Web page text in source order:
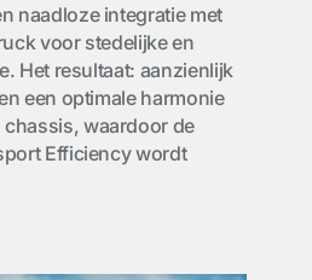
naadloze integratie met
voor stedelijke en
Het resultaat: aanzienlijk
een optimale harmonie
waardoor de
Efficiency wordt